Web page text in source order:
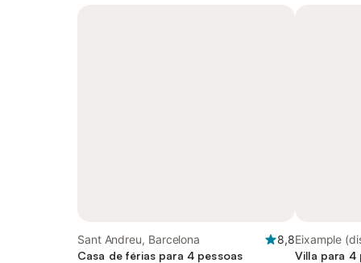
Sant Andreu, Barcelona
8,8
Casa de férias para 4 pessoas
Eixample
Villa para 4